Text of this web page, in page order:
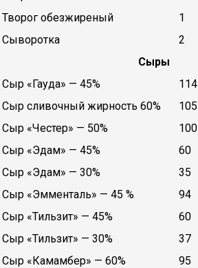
Творог обезжиреный
1
Сыворотка
2
Сыры
Сыр «Гауда» — 45%
114
Сыр сливочный жирность 60%
105
Сыр «Честер» — 50%
100
Сыр «Эдам» — 45%
60
Сыр «Эдам» — 30%
35
Сыр «Эмменталь» — 45 %
94
Сыр «Тильзит» — 45%
60
Сыр «Тильзит» — 30%
37
Сыр «Камамбер» — 60%
95